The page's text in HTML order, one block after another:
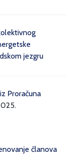
jezgru
Proračuna
članova